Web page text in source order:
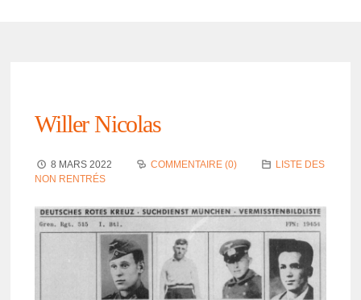
Willer Nico­las
8 MARS 2022 COMMENTAIRE (0)
LISTE DES
NON RENTRÉS